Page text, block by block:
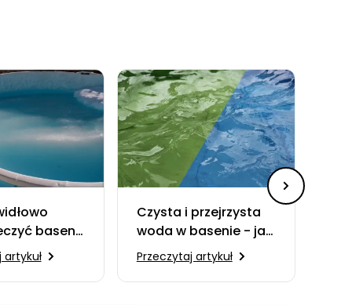
basen
i
basenu w
Czysta i przejrzysta
woda w basenie - jak
to zrobić?
Przeczytaj artykuł